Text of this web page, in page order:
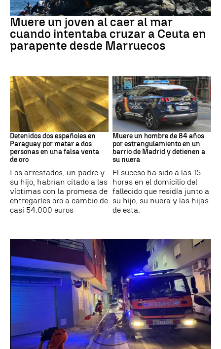
Ceuta
Muere un joven al caer al mar
cuando intentaba cruzar a Ceuta en
parapente desde Marruecos
Paraguay
Detenidos dos españoles en
Paraguay por matar a dos
personas en una falsa venta
de oro
Los arrestados, un padre y
su hijo, habrían citado a las
víctimas con la promesa de
entregarles oro a cambio de
casi 54.000 euros
Suceso
Muere un hombre de 84 años
por estrangulamiento en un
barrio de Madrid y detienen a
su nuera
El suceso ha sido a las 15
horas en el domicilio del
fallecido que residía junto a
su hijo, su nuera y las hijas
de esta.